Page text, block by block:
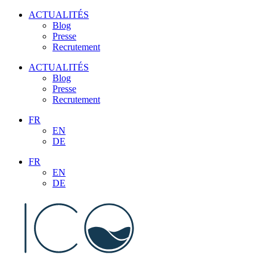
Aller
ACTUALITÉS
Blog
Presse
Recrutement
ACTUALITÉS
Blog
Presse
Recrutement
FR
EN
DE
FR
EN
DE